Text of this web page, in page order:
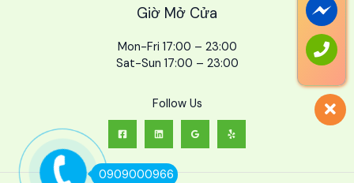
Giờ Mở Cửa
Mon-Fri 17:00 – 23:00
Sat-Sun 17:00 – 23:00
Follow Us
0909000966